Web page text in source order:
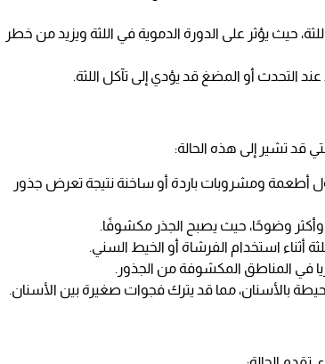
حيث يؤثر على الدورة الدموية في اللثة ويزيد من خطر
التحدث أو المضغ قد يؤدي إلى تآكل اللثة.
قد تشير إلى هذه الحالة:
أطعمة ومشروبات باردة أو ساخنة نتيجة تعرض جذور
وضوحًا، حيث يصبح الجذر مكشوفًا.
أثناء استخدام الفرشاة أو الخيط السني.
في المناطق المكشوفة من الجذور.
بالأسنان، مما قد يترك فجوات صغيرة بين الأسنان.